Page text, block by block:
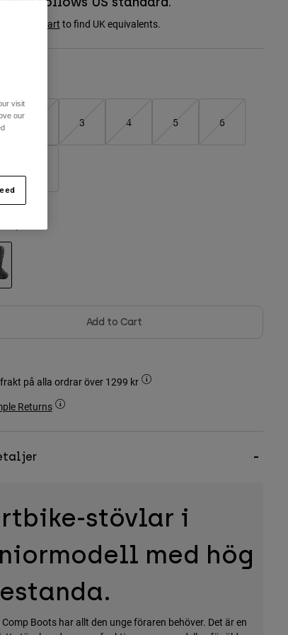
size chart to find UK equivalents.
3 4 5 6
Add to Cart
på alla ordrar över 1299 kr
Returns
stövlar i
med hög
Boots har allt den unge föraren behöver. Det är en
visit
our